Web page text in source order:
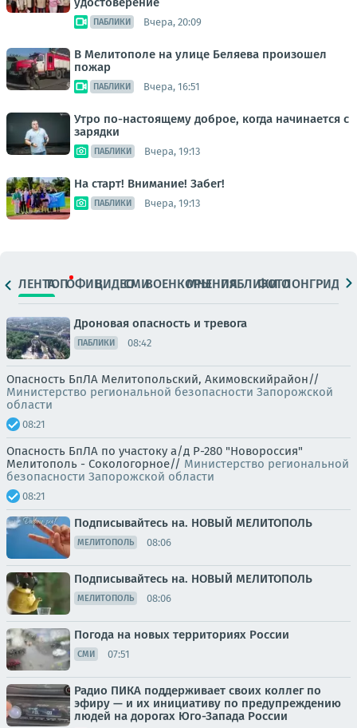
ПАБЛИКИ Вчера, 20:09
В Мелитополе на улице Беляева произошел
пожар
ПАБЛИКИ Вчера, 16:51
Утро по-настоящему доброе, когда начинается с
зарядки
ПАБЛИКИ Вчера, 19:13
На старт! Внимание! Забег!
ПАБЛИКИ Вчера, 19:13
ЛЕНТАТОПОФИЦ.ВИДЕОСМИВОЕНКОРЫМНЕНИЯПАБЛИКИ
ФОТОЛОНГРИДЫ
Дроновая опасность и тревога
ПАБЛИКИ 08:42
Опасность БпЛА Мелитопольский, Акимовскийрайон//
Министерство региональной безопасности Запорожской
области
08:21
Опасность БпЛА по участоку а/д Р-280 "Новороссия"
Мелитополь - Сокологорное// Министерство региональной
безопасности Запорожской области
08:21
Подписывайтесь на. НОВЫЙ МЕЛИТОПОЛЬ
МЕЛИТОПОЛЬ 08:06
Подписывайтесь на. НОВЫЙ МЕЛИТОПОЛЬ
МЕЛИТОПОЛЬ 08:06
Погода на новых территориях России
СМИ 07:51
Радио ПИКА поддерживает своих коллег по
эфиру — и их инициативу по предупреждению
людей на дорогах Юго-Запада России